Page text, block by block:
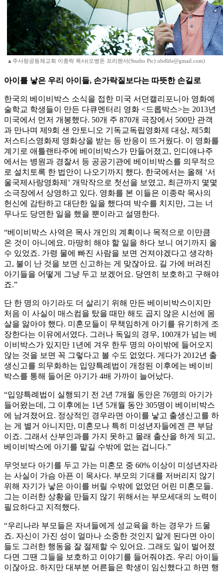
▲주사랑공동체교회 이종락 목사(오병돈 프리랜서(Studio Pic) obdlife@gmail.com)
아이를 낳은 우리 아이들, 손가락질보다는 따뜻한 손길로
한국의 베이비박스 소식을 접한 미국 서던캘리포니아 영화예
술학교 학생들이 만든 다큐멘터리 영화 <드롭박스>는 2013년
미국에서 먼저 개봉했다. 50개 주 870개 극장에서 500만 관객
과 만나며 제9회 샌 안토니오 기독교독립영화제 대상, 제5회
저스티스영화제 영화상을 받는 등 반응이 뜨거웠다. 이 영화를
계기로 애틀랜타주에 베이비박스가 만들어졌고, 인디애나주
에서는 병원과 경찰서 등 공공기관에 베이비박스를 의무적으
로 설치토록 한 법안이 나오기까지 했다. 한국에서는 올해 ‘서
울국제사랑영화제’ 개막작으로 첫선을 보였고, 최근까지 몇몇
소극장에서 상영하고 있다. 영화를 본 이들은 이종락 목사의
헌신에 감탄하고 대단한 일을 했다며 박수를 치지만, 그는 너
무나도 당연한 일을 했을 뿐이라고 설명한다.
“베이비박스 사역은 목사 개인의 계획이나 목적으로 이만큼
온 것이 아니에요. 마땅히 해야 할 일을 하다 보니 여기까지 올
수 있었죠. 가령 물에 빠진 사람을 보면 건져야겠다고 생각하
고, 불이 난 것을 보면 신고하는 게 맞잖아요. 길 가에 버려진
아기들을 어떻게 그냥 두고 보겠어요. 당연히 보호하고 구해야
죠.”
단 한 명의 아기라도 더 살리기 위해 만든 베이비박스이지만
처음 이 사실이 매스컴을 탔을 때만 해도 곱지 않은 시선에 몸
살을 앓아야 했다. 미혼모들이 무책임하게 아기를 유기하게 조
장한다는 이유에서였다. 그러나 독일의 경우, 100개가 넘는 베
이비박스가 있지만 1년에 겨우 한두 명의 아이밖에 들어오지
않는 것을 보면 꼭 그렇다고 볼 수도 없었다. 게다가 2012년 출
생신고를 의무화하는 입양특례법이 개정된 이후에는 베이비
박스를 통해 들어온 아기가 4배 가까이 늘어났다.
“입양특례법이 실행되기 전 2년 7개월 동안은 76명의 아기가
들어왔는데, 그 이후에는 1년 5개월 동안 305명이 베이비박스
에 남겨졌어요. 정상적인 경우라면 아이를 낳고 출생신고를 하
는 게 별거 아니지만, 미혼모나 특히 미성년자들에겐 큰 부담
이죠. 그래서 산부인과를 가지 못하고 몰래 출산을 하게 되고,
베이비박스에 아기를 맡길 수밖에 없는 겁니다.”
무엇보다 아기를 두고 가는 미혼모 중 60% 이상이 미성년자라
는 사실이 가슴 아픈 이 목사다. 부모의 기대를 저버리지 않기
위해 자기가 낳은 아이를 버릴 수밖에 없었던 어린 미혼모들.
그는 이러한 상황을 만들지 않기 위해서는 부모세대의 노력이
필요하다고 지적했다.
“우리나라 부모들은 자녀들에게 성교육을 하는 경우가 드물
죠. 자신이 가진 성이 얼마나 소중한 것인지 알게 된다면 아이
들도 그러한 행동을 잘 절제할 수 있어요. 그래도 일이 벌어졌
다면 그땐 그들을 보호하고 이야기를 들어줘야죠. 우리 아이들
이잖아요. 하지만 대부분 어른들은 학생이 임신했다고 하면 행